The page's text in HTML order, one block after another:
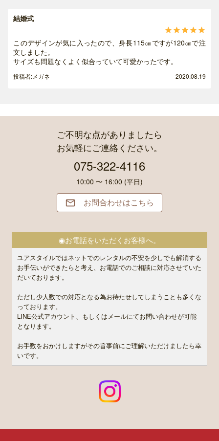
結婚式

このデザインが気に入ったので、身長115㎝ですが120㎝で注
文しました。
サイズも問題なくよく似合っていて可愛かったです。
投稿者:メガネ 2020.08.19
ご不明な点がありましたら
お気軽にご連絡ください。
075-322-4116
10:00 〜 16:00 (平日)
 お問合わせはこちら
◉お電話をいただくお客様へ。
ユアスタイルではネットでのレンタルの不安を少しでも解消する
お手伝いができたらと考え、お電話でのご相談に対応させていた
だいております。
ただし少人数での対応となる為お待たせしてしまうことも多くな
っております。
LINE公式アカウント、もしくはメールにてお問い合わせが可能
となります。
お手数をおかけしますがその旨事前にご理解いただけましたら幸
いです。